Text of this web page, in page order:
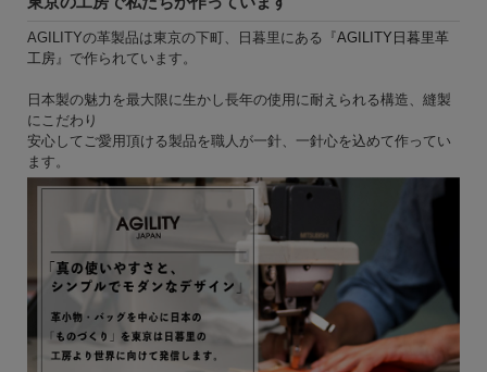
AGILITYの革製品は東京の下町、日暮里にある『AGILITY日暮里革
工房 』で作られています。
日本製の魅力を最大限に生かし長年の使用に耐えられる構造、縫製
にこだわり
安心してご愛用頂ける製品を職人が一針、一針心を込めて作ってい
ます。